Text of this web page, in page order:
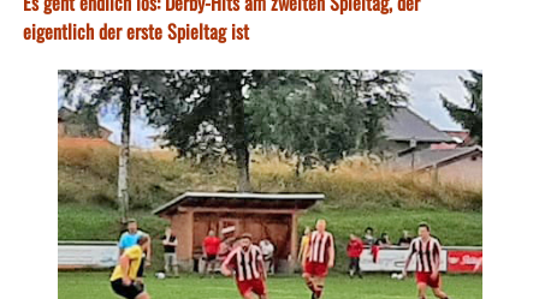
eigentlich der erste Spieltag ist